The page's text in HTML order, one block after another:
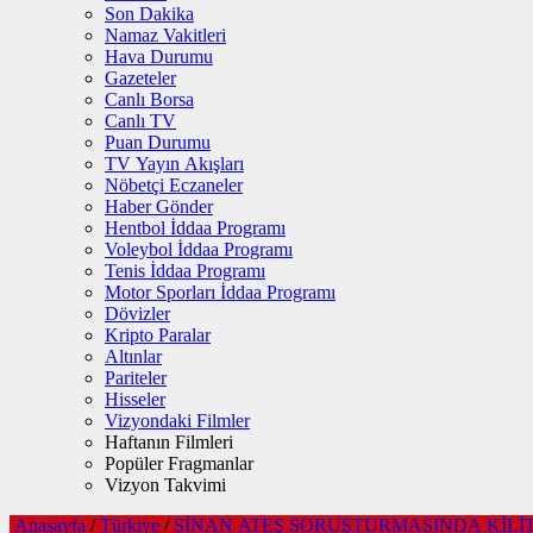
Son Dakika
Namaz Vakitleri
Hava Durumu
Gazeteler
Canlı Borsa
Canlı TV
Puan Durumu
TV Yayın Akışları
Nöbetçi Eczaneler
Haber Gönder
Hentbol İddaa Programı
Voleybol İddaa Programı
Tenis İddaa Programı
Motor Sporları İddaa Programı
Dövizler
Kripto Paralar
Altınlar
Pariteler
Hisseler
Vizyondaki Filmler
Haftanın Filmleri
Popüler Fragmanlar
Vizyon Takvimi
Anasayfa / Türkiye / SİNAN ATEŞ SORUŞTURMASINDA